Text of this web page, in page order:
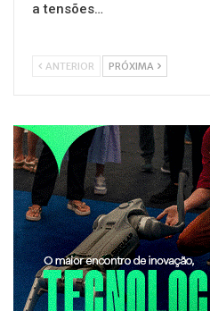
a tensões…
ANTERIOR PRÓXIMA